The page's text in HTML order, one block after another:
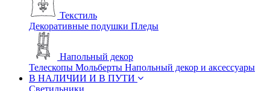
Текстиль
Декоративные подушки Пледы
Напольный декор
Телескопы Мольберты Напольный декор и аксессуары
В НАЛИЧИИ И В ПУТИ
Светильники